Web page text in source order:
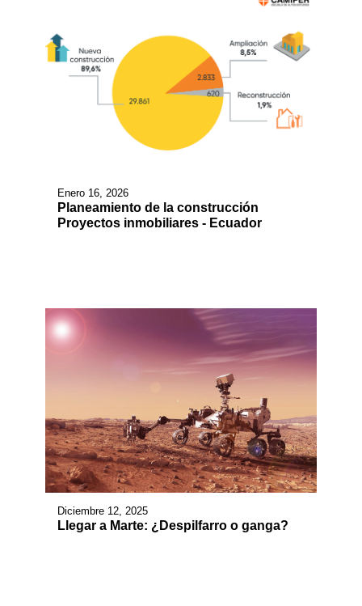
Enero 16, 2026
Planeamiento de la construcción
Proyectos inmobiliares - Ecuador
Diciembre 12, 2025
Llegar a Marte: ¿Despilfarro o ganga?